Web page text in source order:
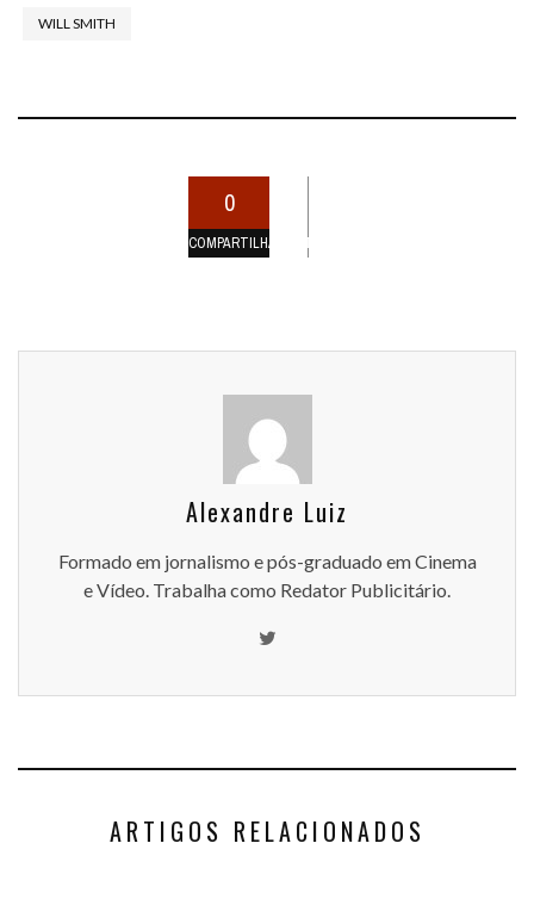
WILL SMITH
0
COMPARTILHAMENTOS
Alexandre Luiz
Formado em jornalismo e pós-graduado em Cinema
e Vídeo. Trabalha como Redator Publicitário.
ARTIGOS RELACIONADOS